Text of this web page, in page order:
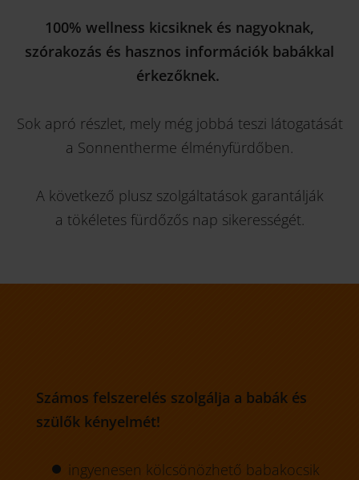
100% wellness kicsiknek és nagyoknak,
szórakozás és hasznos információk babákkal
érkezőknek.
Sok apró részlet, mely még jobbá teszi látogatását
a Sonnentherme élményfürdőben.
A következő plusz szolgáltatások garantálják
a tökéletes fürdőzős nap sikerességét.
Számos felszerelés szolgálja a babák és
szülők kényelmét!
ingyenesen kölcsönözhető babakocsik